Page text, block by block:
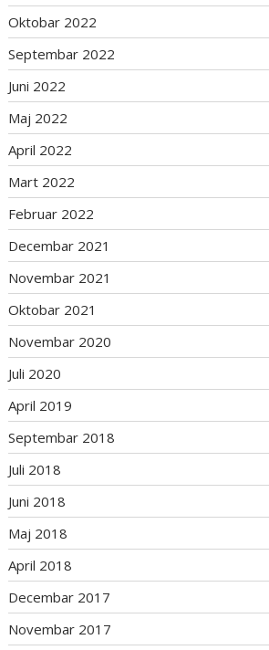
Oktobar 2022
Septembar 2022
Juni 2022
Maj 2022
April 2022
Mart 2022
Februar 2022
Decembar 2021
Novembar 2021
Oktobar 2021
Novembar 2020
Juli 2020
April 2019
Septembar 2018
Juli 2018
Juni 2018
Maj 2018
April 2018
Decembar 2017
Novembar 2017